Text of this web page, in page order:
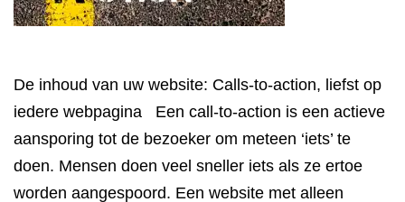
De inhoud van uw website: Calls-to-action, liefst op
iedere webpagina Een call-to-action is een actieve
aansporing tot de bezoeker om meteen ‘iets’ te
doen. Mensen doen veel sneller iets als ze ertoe
worden aangespoord. Een website met alleen